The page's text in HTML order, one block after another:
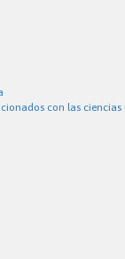
con las ciencias